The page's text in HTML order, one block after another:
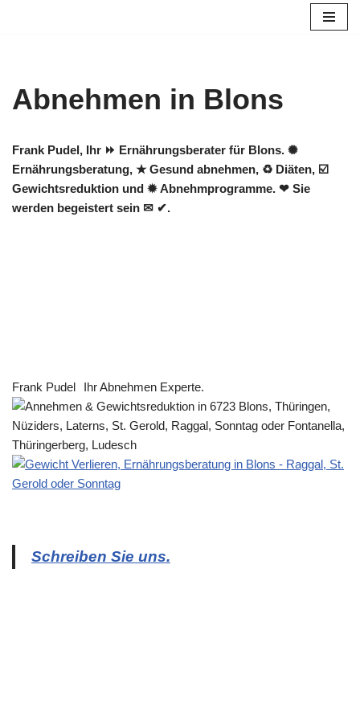
Abnehmen in Blons
Frank Pudel, Ihr ⏩ Ernährungsberater für Blons. ✺
Ernährungsberatung, ★ Gesund abnehmen, ♻ Diäten, ☑️
Gewichtsreduktion und ✹ Abnehmprogramme. ❤ Sie
werden begeistert sein ✉ ✔.
Frank Pudel Ihr Abnehmen Experte.
Schreiben Sie uns.